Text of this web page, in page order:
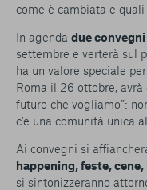
come è cambiata e quali
In agenda due
settembre e verterà sul
ha un valore speciale
Roma il 26 ottobre,
futuro che vogliamo”:
c’è una comunità unica
Ai convegni si
happening, feste,
si sintonizzeranno